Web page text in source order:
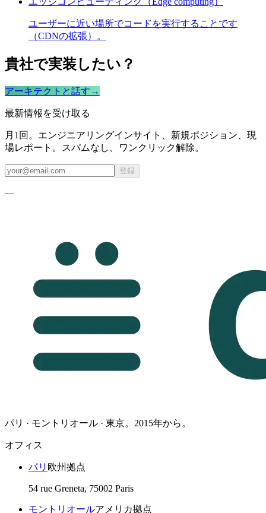
ユーザーに近い場所でコードを実行することです
（CDNの拡張）。
貴社で実装したい？
アーキテクトと話す →
最新情報を受け取る
月1回。エンジニアリングインサイト、新規ポジション、現
場レポート。スパムなし、ワンクリック解除。
登録
—
パリ · モントリオール · 東京。2015年から。
オフィス
パリ 欧州拠点
54 rue Greneta, 75002 Paris
モントリオールアメリカ拠点